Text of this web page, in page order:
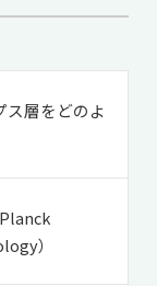
ス層をどのよ
）